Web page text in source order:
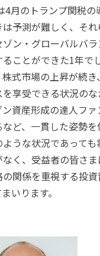
振り返ってみると今
ど興味がありません
見かけたり、耳に入
とや頭をすっきりさ
れば」と思いつつも
我ながら「つまらな
適応し成長する
しの中で「現状に
か」を自問自答する
の1つは「変化」です
います。
4月のトランプ関税
予測が難しく、そ
ゾン・グローバルバ
ることができた1年で
株式市場の上昇が続
を享受できる状況の
ン資産形成の達人フ
ど、一貫した姿勢
ような状況であって
く、受益者の皆さ
関係を重視する投
いります。